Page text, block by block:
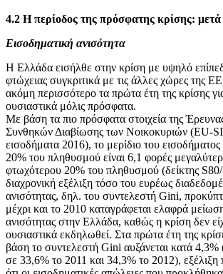
4.2 Η περίοδος της πρόσφατης κρίσης: μετά
Εισοδηματική ανισότητα
Η Ελλάδα εισήλθε στην κρίση με υψηλό
φτώχειας συγκριτικά με τις άλλες χώρες της
ακόμη περισσότερο τα πρώτα έτη της κρίσης
ουσιαστικά μόλις πρόσφατα.
Με βάση τα πιο πρόσφατα στοιχεία της
Συνθηκών Διαβίωσης των Νοικοκυριών (EU-
εισοδήματα 2016), το μερίδιο του
20% του πληθυσμού είναι 6,1 φορές
φτωχότερου 20% του πληθυσμού (δείκτης
διαχρονική εξέλιξη τόσο του ευρέως
ανισότητας, δηλ. του συντελεστή Gini,
μέχρι και το 2010 καταγράφεται ελαφρά
ανισότητας στην Ελλάδα, καθώς η κρίση δεν
ουσιαστικά εκδηλωθεί. Στα πρώτα έτη της
βάση το συντελεστή Gini αυξάνεται κατά
σε 33,6% το 2011 και 34,3% το 2012), εξέλιξη